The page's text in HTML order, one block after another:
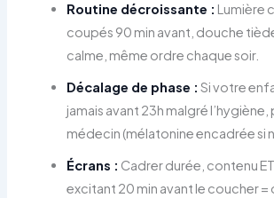
Routine décroissante : Lumière
coupés 90 min avant, douche
calme, même ordre chaque soir.
Décalage de phase : Si votre
jamais avant 23h malgré
médecin (mélatonine encadrée si
Écrans : Cadrer durée, contenu
excitant 20 min avant le coucher =